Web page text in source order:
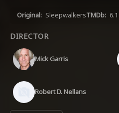
Original: SleepwalkersTMDb: 6.1
DIRECTOR
Mick Garris
Robert D. Nellans